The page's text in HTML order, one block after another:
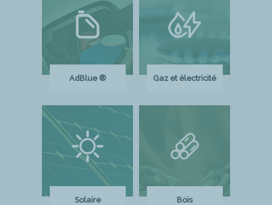
AdBlue ® Gaz et électricité
Solaire Bois